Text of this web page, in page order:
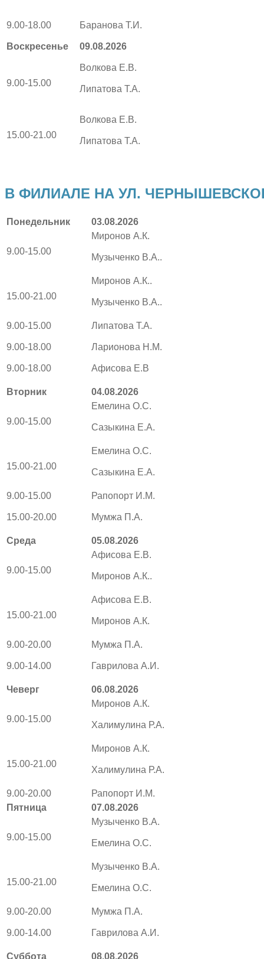
9.00-18.00 Баранова Т.И.
Воскресенье 09.08.2026
9.00-15.00
Волкова Е.В.
Липатова Т.А.
15.00-21.00
Волкова Е.В.
Липатова Т.А.
В ФИЛИАЛЕ НА УЛ.
Понедельник 03.08.2026
9.00-15.00
Миронов А.К.
Музыченко В.А..
15.00-21.00
Миронов А.К..
Музыченко В.А..
9.00-15.00
9.00-18.00
9.00-18.00
Липатова Т.А.
Ларионова Н.М.
Афисова Е.В
Вторник 04.08.2026
9.00-15.00
Емелина О.С.
Сазыкина Е.А.
15.00-21.00
Емелина О.С.
Сазыкина Е.А.
9.00-15.00
15.00-20.00
Рапопорт И.М.
Мумжа П.А.
Среда 05.08.2026
9.00-15.00
Афисова Е.В.
Миронов А.К..
15.00-21.00
Афисова Е.В.
Миронов А.К.
9.00-20.00
9.00-14.00
Мумжа П.А.
Гаврилова А.И.
Чеверг 06.08.2026
9.00-15.00
Миронов А.К.
Халимулина Р.А.
15.00-21.00
Миронов А.К.
Халимулина Р.А.
9.00-20.00
Рапопорт И.М.
Пятница
07.08.2026
9.00-15.00
Музыченко В.А.
Емелина О.С.
15.00-21.00
Музыченко В.А.
Емелина О.С.
9.00-20.00
9.00-14.00
Мумжа П.А.
Гаврилова А.И.
Суббота 08.08.2026